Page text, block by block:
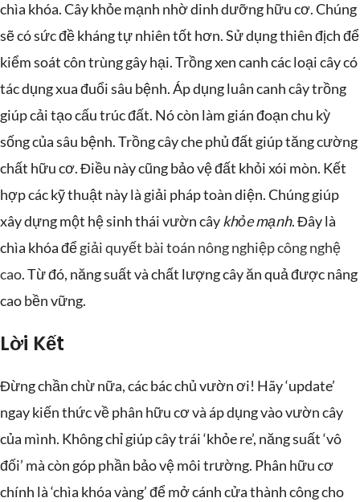
chìa khóa. Cây khỏe mạnh nhờ dinh dưỡng hữu cơ. Chúng
sẽ có sức đề kháng tự nhiên tốt hơn. Sử dụng thiên địch để
kiểm soát côn trùng gây hại. Trồng xen canh các loại cây có
tác dụng xua đuổi sâu bệnh. Áp dụng luân canh cây trồng
giúp cải tạo cấu trúc đất. Nó còn làm gián đoạn chu kỳ
sống của sâu bệnh. Trồng cây che phủ đất giúp tăng cường
chất hữu cơ. Điều này cũng bảo vệ đất khỏi xói mòn. Kết
hợp các kỹ thuật này là giải pháp toàn diện. Chúng giúp
xây dựng một hệ sinh thái vườn câykhỏe mạnh. Đây là
chìa khóa đểgiải quyết bài toán nông nghiệp công nghệ
cao. Từ đó, năng suất và chất lượng cây ăn quả được nâng
cao bền vững.
Lời Kết
Đừng chần chừ nữa, các bác chủ vườn ơi! Hãy ‘update’
ngay kiến thức về phân hữu cơ và áp dụng vào vườn cây
của mình. Không chỉ giúp cây trái ‘khỏe re’, năng suất ‘vô
đối’ mà còn góp phần bảo vệ môi trường. Phân hữu cơ
chính là ‘chìa khóa vàng’ để mở cánh cửa thành công cho